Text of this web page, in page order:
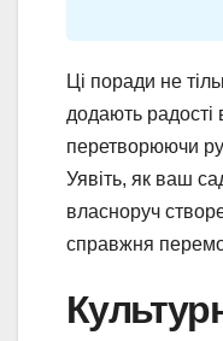
Ці поради не
додають радості
перетворюючи
Уявіть, як ваш
власноруч
справжня